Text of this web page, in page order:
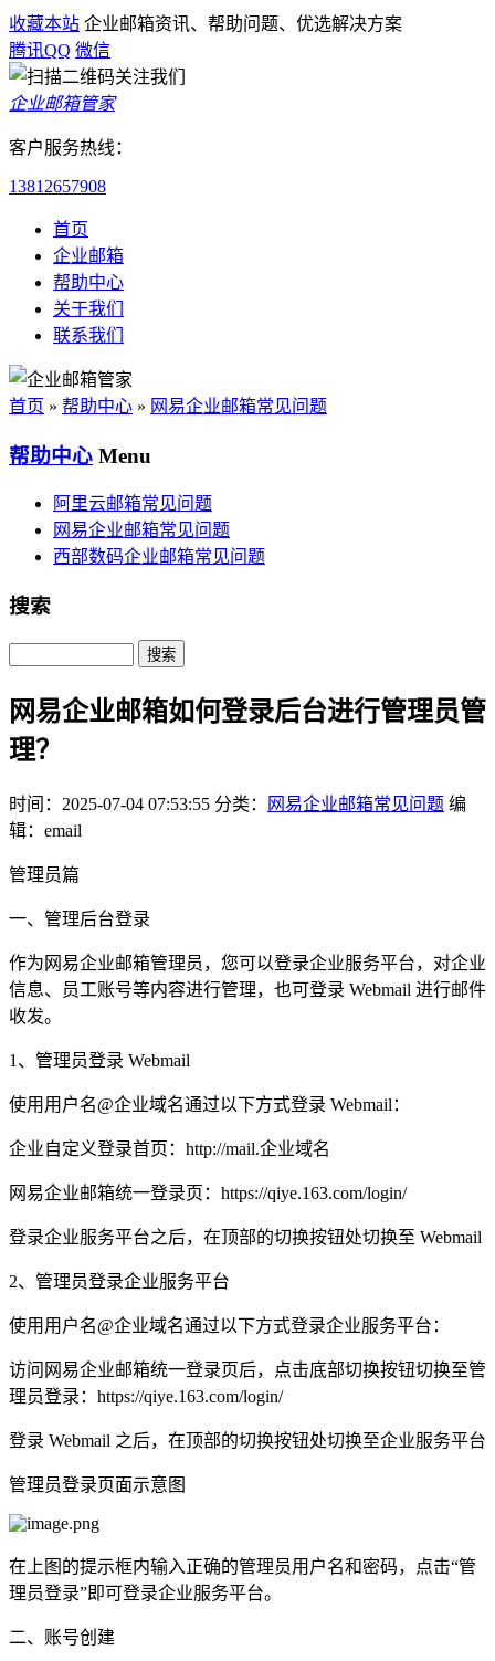
收藏本站 企业邮箱资讯、帮助问题、优选解决方案
腾讯QQ 微信
企业邮箱管家
客户服务热线：
13812657908
首页
企业邮箱
帮助中心
关于我们
联系我们
首页 » 帮助中心 » 网易企业邮箱常见问题
帮助中心 Menu
阿里云邮箱常见问题
网易企业邮箱常见问题
西部数码企业邮箱常见问题
搜索
Search
网易企业邮箱如何登录后台进行管理员管
理？
时间：2025-07-04 07:53:55 分类： 网易企业邮箱常见问题 编
辑：email
管理员篇
一、管理后台登录
作为网易企业邮箱管理员，您可以登录企业服务平台，对企业
信息、员工账号等内容进行管理，也可登录 Webmail 进行邮件
收发。
1、管理员登录 Webmail
使用用户名@企业域名通过以下方式登录 Webmail：
企业自定义登录首页：http://mail.企业域名
网易企业邮箱统一登录页：https://qiye.163.com/login/
登录企业服务平台之后，在顶部的切换按钮处切换至 Webmail
2、管理员登录企业服务平台
使用用户名@企业域名通过以下方式登录企业服务平台：
访问网易企业邮箱统一登录页后，点击底部切换按钮切换至管
理员登录：https://qiye.163.com/login/
登录 Webmail 之后，在顶部的切换按钮处切换至企业服务平台
管理员登录页面示意图
在上图的提示框内输入正确的管理员用户名和密码，点击“管
理员登录”即可登录企业服务平台。
二、账号创建